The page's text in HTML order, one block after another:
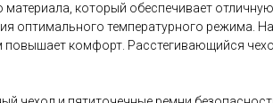
который обеспечивает
оптимального температурного режима.
комфорт. Расстегивающийся